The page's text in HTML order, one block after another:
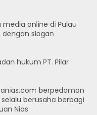
online di Pulau
dengan slogan
hukum PT. Pilar
berpedoman
berusaha berbagi
Nias